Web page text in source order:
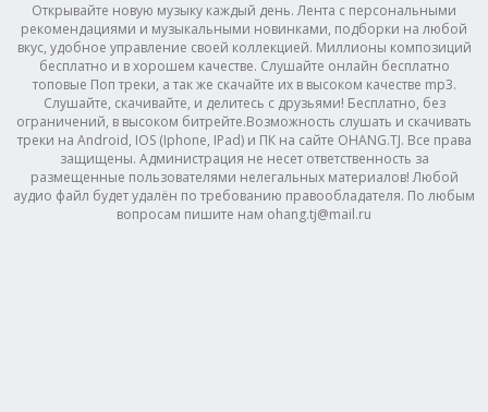
Открывайте новую музыку каждый день. Лента с персональными
рекомендациями и музыкальными новинками, подборки на любой
вкус, удобное управление своей коллекцией. Миллионы композиций
бесплатно и в хорошем качестве. Слушайте онлайн бесплатно
топовые Поп треки, а так же скачайте их в высоком качестве mp3.
Слушайте, скачивайте, и делитесь с друзьями! Бесплатно, без
ограничений, в высоком битрейте.Возможность слушать и скачивать
треки на Android, IOS (Iphone, IPad) и ПК на сайте OHANG.TJ. Все права
защищены. Администрация не несет ответственность за
размещенные пользователями нелегальных материалов! Любой
аудио файл будет удалён по требованию правообладателя. По любым
вопросам пишите нам ohang.tj@mail.ru